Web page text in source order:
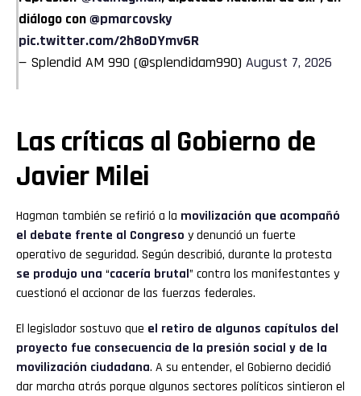
diálogo con@pmarcovsky
pic.twitter.com/2h8oDYmv6R
— Splendid AM 990 (@splendidam990) August 7, 2026
Las críticas al Gobierno de
Javier Milei
Hagman también se refirió a la movilización que acompañó
el debate frente al Congreso y denunció un fuerte
operativo de seguridad. Según describió, durante la protesta
se produjo una “cacería brutal” contra los manifestantes y
cuestionó el accionar de las fuerzas federales.
El legislador sostuvo que el retiro de algunos capítulos del
proyecto fue consecuencia de la presión social y de la
movilización ciudadana. A su entender, el Gobierno decidió
dar marcha atrás porque algunos sectores políticos sintieron el